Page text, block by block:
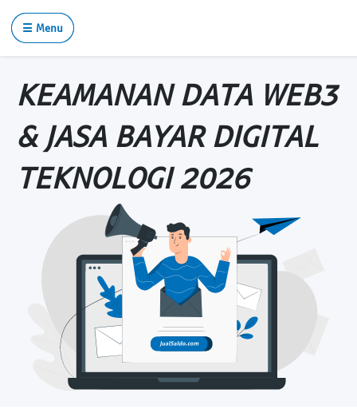
☰ Menu
KEAMANAN DATA WEB3
& JASA BAYAR DIGITAL
TEKNOLOGI 2026